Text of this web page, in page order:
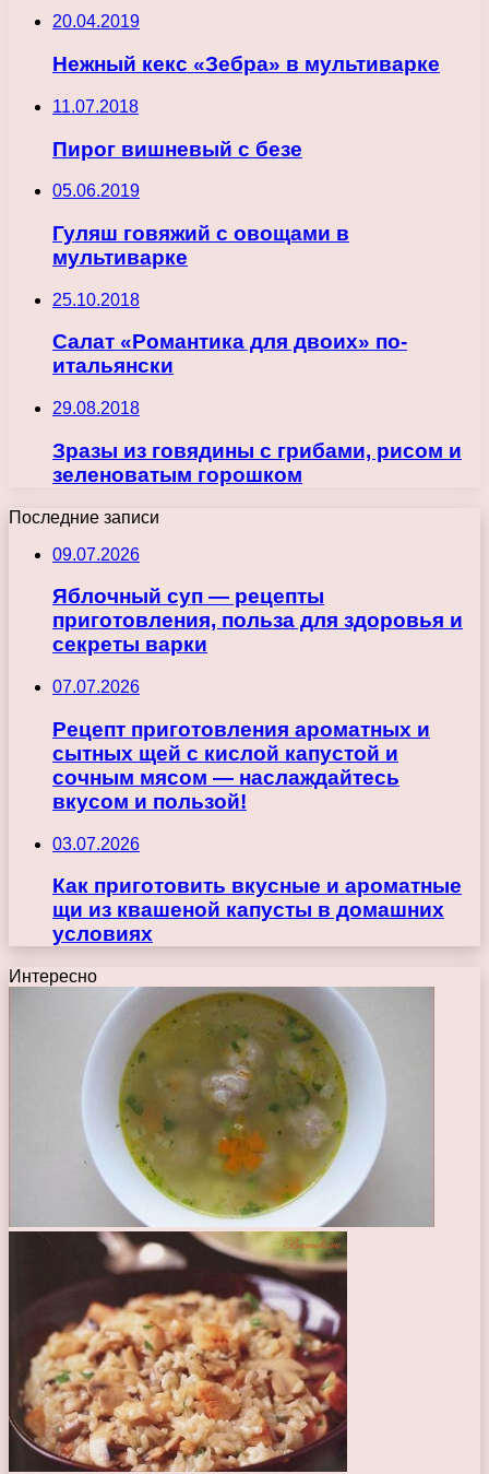
20.04.2019
Нежный кекс «Зебра» в мультиварке
11.07.2018
Пирог вишневый с безе
05.06.2019
Гуляш говяжий с овощами в
мультиварке
25.10.2018
Салат «Романтика для двоих» по-
итальянски
29.08.2018
Зразы из говядины с грибами, рисом и
зеленоватым горошком
Последние записи
09.07.2026
Яблочный суп — рецепты
приготовления, польза для здоровья и
секреты варки
07.07.2026
Рецепт приготовления ароматных и
сытных щей с кислой капустой и
сочным мясом — наслаждайтесь
вкусом и пользой!
03.07.2026
Как приготовить вкусные и ароматные
щи из квашеной капусты в домашних
условиях
Интересно